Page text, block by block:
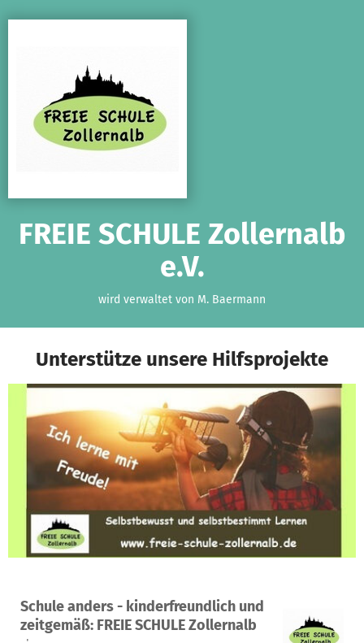
FREIE SCHULE Zollernalb
e.V.
wird verwaltet von M. Baermann
Unterstütze unsere Hilfsprojekte
Schule anders - kinderfreundlich und
zeitgemäß: FREIE SCHULE Zollernalb
Ein Projekt in Zollernalbkreis, Deutschland
0
Spenden
0 % 5.000 €
fehlen noch